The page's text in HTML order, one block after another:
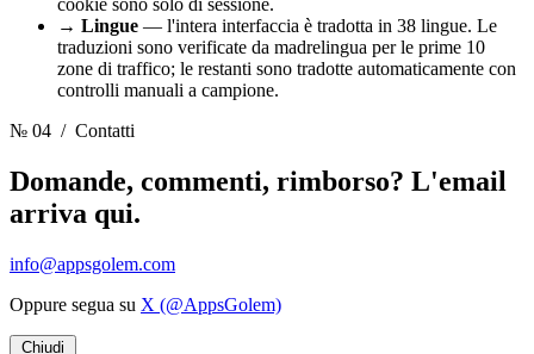
cookie sono solo di sessione.
→ Lingue — l'intera interfaccia è tradotta in 38 lingue. Le
traduzioni sono verificate da madrelingua per le prime 10
zone di traffico; le restanti sono tradotte automaticamente con
controlli manuali a campione.
№ 04 / Contatti
Domande, commenti, rimborso? L'email
arriva qui.
info@appsgolem.com
Oppure segua su X (@AppsGolem)
Chiudi